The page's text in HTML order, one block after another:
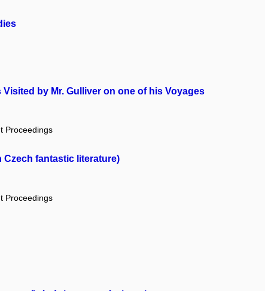
by Mr. Gulliver on one of his Voyages
Proceedings
fantastic literature)
Proceedings